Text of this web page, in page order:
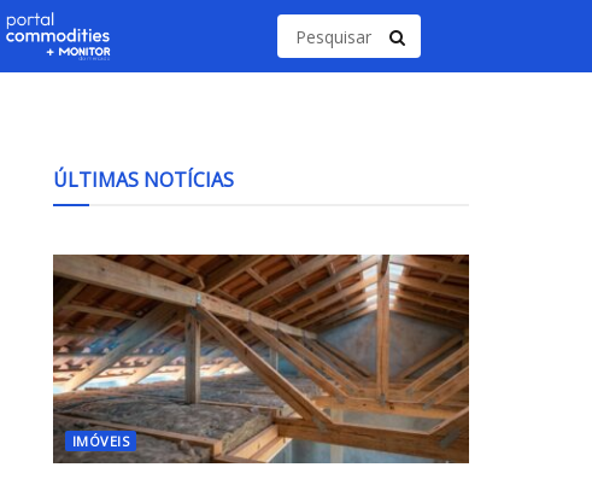
ÚLTIMAS NOTÍCIAS
IMÓVEIS